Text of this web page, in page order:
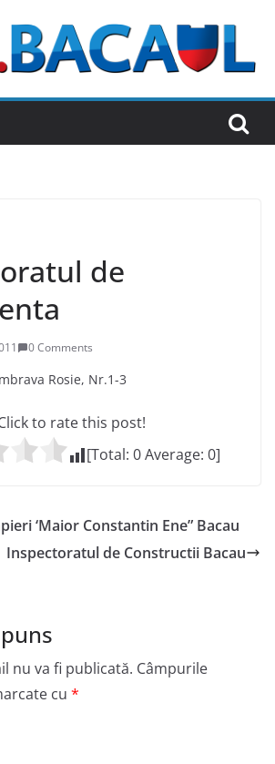
de
0 Comments
Rosie, Nr.1-3
to rate this post!
[Total: 0Average: 0]
‘Maior Constantin Ene” Bacau
Inspectoratul de Constructii Bacau
nu va fi publicată. Câmpurile
cu *